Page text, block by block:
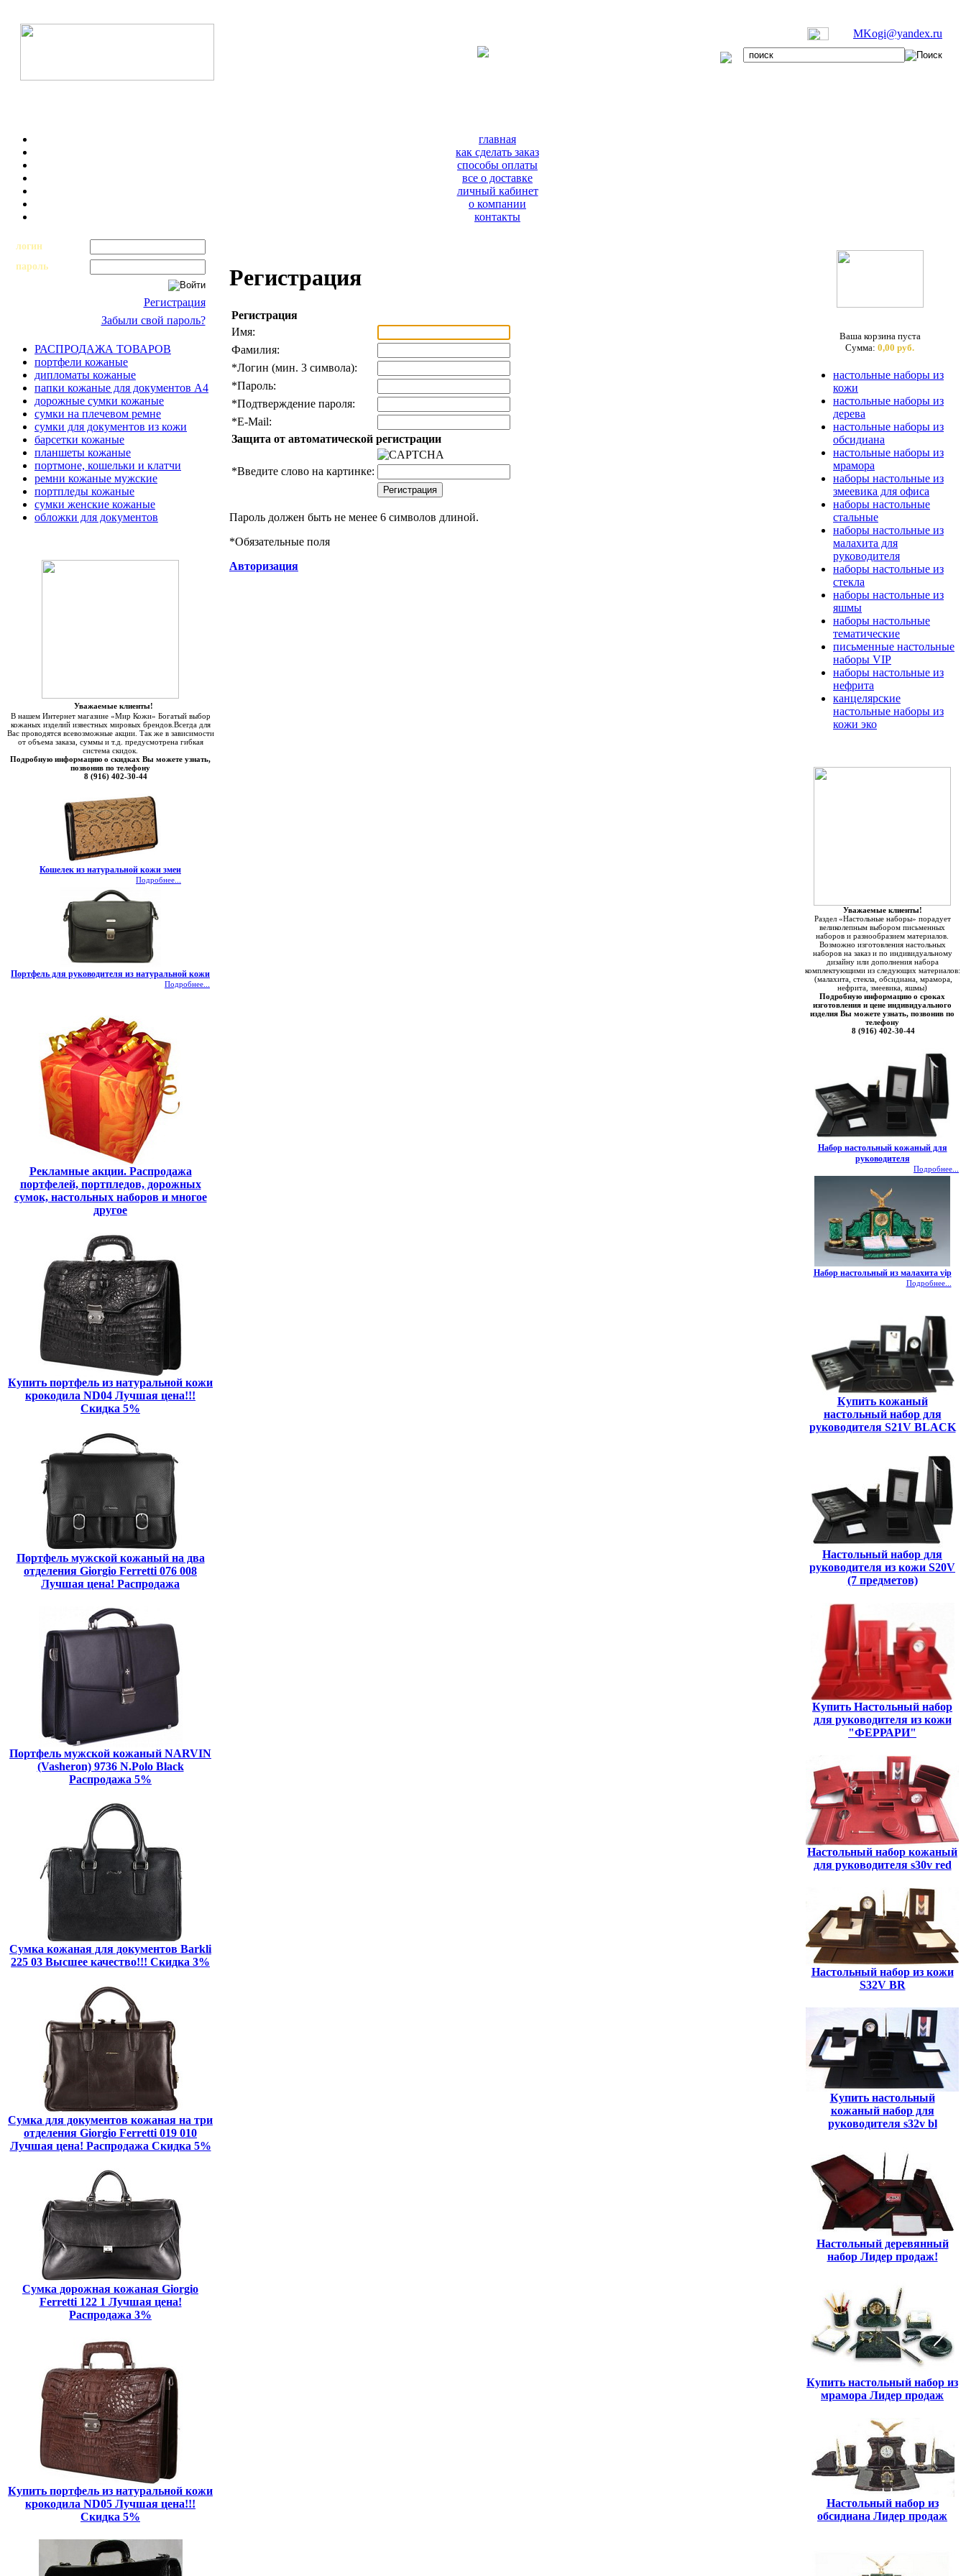
MKogi@yandex.ru
главная
как сделать заказ
способы оплаты
все о доставке
личный кабинет
о компании
контакты
логин
пароль
Регистрация
Забыли свой пароль?
РАСПРОДАЖА ТОВАРОВ
портфели кожаные
дипломаты кожаные
папки кожаные для документов А4
дорожные сумки кожаные
сумки на плечевом ремне
сумки для документов из кожи
барсетки кожаные
планшеты кожаные
портмоне, кошельки и клатчи
ремни кожаные мужские
портпледы кожаные
сумки женские кожаные
обложки для документов
Уважаемые клиенты!
В нашем Интернет магазине «Мир Кожи» Богатый выбор
кожаных изделий известных мировых брендов.Всегда для
Вас проводятся всевозможные акции. Так же в зависимости
от объема заказа, суммы и т.д. предусмотрена гибкая
система скидок.
Подробную информацию о скидках Вы можете узнать,
позвонив по телефону
8 (916) 402-30-44
Кошелек из натуральной кожи змеи
Подробнее...
Портфель для руководителя из натуральной кожи
Подробнее...
Рекламные акции. Распродажа
портфелей, портпледов, дорожных
сумок, настольных наборов и многое
другое
Купить портфель из натуральной кожи
крокодила ND04 Лучшая цена!!!
Скидка 5%
Портфель мужской кожаный на два
отделения Giorgio Ferretti 076 008
Лучшая цена! Распродажа
Портфель мужской кожаный NARVIN
(Vasheron) 9736 N.Polo Black
Распродажа 5%
Сумка кожаная для документов Barkli
225 03 Высшее качество!!! Скидка 3%
Сумка для документов кожаная на три
отделения Giorgio Ferretti 019 010
Лучшая цена! Распродажа Скидка 5%
Сумка дорожная кожаная Giorgio
Ferretti 122 1 Лучшая цена!
Распродажа 3%
Купить портфель из натуральной кожи
крокодила ND05 Лучшая цена!!!
Скидка 5%
Регистрация
Регистрация
Имя:
Фамилия:
*Логин (мин. 3 символа):
*Пароль:
*Подтверждение пароля:
*E-Mail:
Защита от автоматической регистрации
*Введите слово на картинке:
Пароль должен быть не менее 6 символов длиной.
*Обязательные поля
Авторизация
Ваша корзина пуста
Сумма: 0,00 руб.
настольные наборы из
кожи
настольные наборы из
дерева
настольные наборы из
обсидиана
настольные наборы из
мрамора
наборы настольные из
змеевика для офиса
наборы настольные
стальные
наборы настольные из
малахита для
руководителя
наборы настольные из
стекла
наборы настольные из
яшмы
наборы настольные
тематические
письменные настольные
наборы VIP
наборы настольные из
нефрита
канцелярские
настольные наборы из
кожи эко
Уважаемые клиенты!
Раздел «Настольные наборы» порадует
великолепным выбором письменных
наборов и разнообразием материалов.
Возможно изготовления настольных
наборов на заказ и по индивидуальному
дизайну или дополнения набора
комплектующими из следующих материалов:
(малахита, стекла, обсидиана, мрамора,
нефрита, змеевика, яшмы)
Подробную информацию о сроках
изготовления и цене индивидуального
изделия Вы можете узнать, позвонив по
телефону
8 (916) 402-30-44
Набор настольный кожаный для
руководителя
Подробнее...
Набор настольный из малахита vip
Подробнее...
Купить кожаный
настольный набор для
руководителя S21V BLACK
Настольный набор для
руководителя из кожи S20V
(7 предметов)
Купить Настольный набор
для руководителя из кожи
"ФЕРРАРИ"
Настольный набор кожаный
для руководителя s30v red
Настольный набор из кожи
S32V BR
Купить настольный
кожаный набор для
руководителя s32v bl
Настольный деревянный
набор Лидер продаж!
Купить настольный набор из
мрамора Лидер продаж
Настольный набор из
обсидиана Лидер продаж